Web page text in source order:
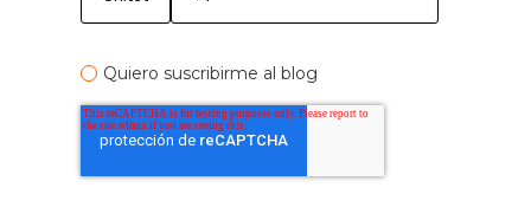
Quiero suscribirme al blog